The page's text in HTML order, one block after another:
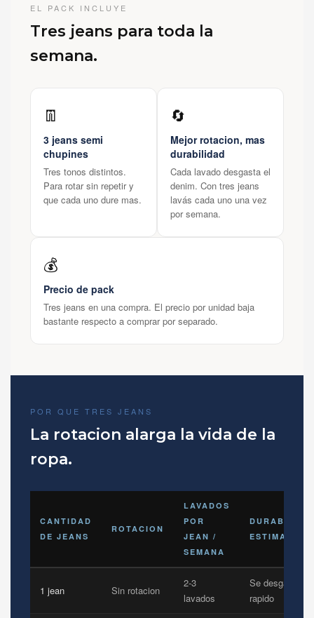
EL PACK INCLUYE
Tres jeans para toda la
semana.
👖
3 jeans semi
chupines
Tres tonos distintos.
Para rotar sin repetir y
que cada uno dure mas.
🔄
Mejor rotacion, mas
durabilidad
Cada lavado desgasta el
denim. Con tres jeans
lavás cada uno una vez
por semana.
💰
Precio de pack
Tres jeans en una compra. El precio por unidad baja
bastante respecto a comprar por separado.
POR QUE TRES JEANS
La rotacion alarga la vida de la
ropa.
CANTIDAD
DE JEANS
ROTACION
LAVADOS
POR
JEAN /
SEMANA
ESTIMADA
1 jean Sin rotacion
2-3
lavados
Se desgasta
rapido